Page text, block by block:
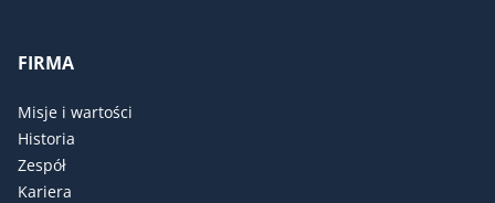
FIRMA
Misje i wartości
Historia
Zespół
Kariera